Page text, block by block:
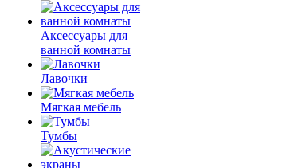
Аксессуары для
ванной комнаты
Лавочки
Мягкая мебель
Тумбы